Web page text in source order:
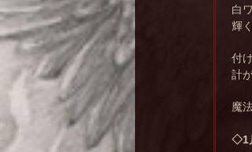
白
輝
付
計
魔
◇1